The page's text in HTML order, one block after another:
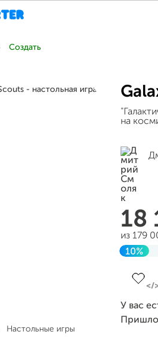
Создать
Настольные игры
на
18
из 179
10%
У вас